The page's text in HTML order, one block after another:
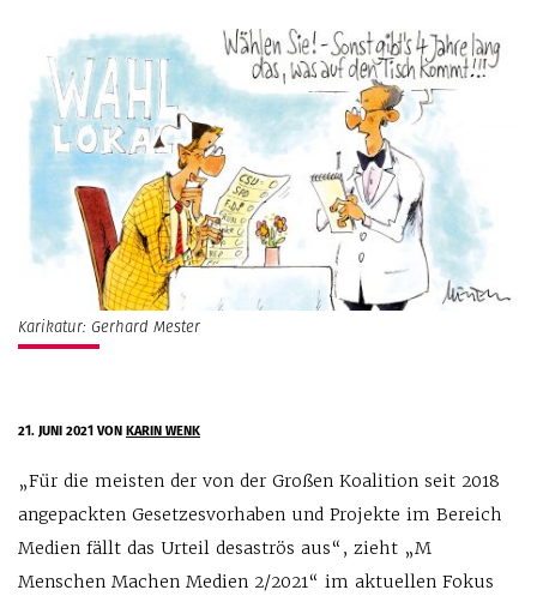
Karikatur: Gerhard Mester
21. JUNI 2021VONKARIN WENK
„Für die meisten der von der Großen Koalition seit 2018
angepackten Gesetzesvorhaben und Projekte im Bereich
Medien fällt das Urteil desaströs aus“, zieht „M
Menschen Machen Medien 2/2021“ im aktuellen Fokus